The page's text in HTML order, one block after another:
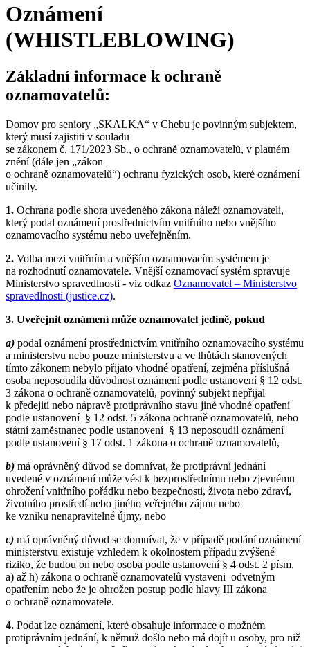
Oznámení
(WHISTLEBLOWING)
Základní informace k ochraně
oznamovatelů:
Domov pro seniory „SKALKA“ v Chebu je povinným subjektem,
který musí zajistiti v souladu
se zákonem č. 171/2023 Sb., o ochraně oznamovatelů, v platném
znění (dále jen „zákon
o ochraně oznamovatelů“) ochranu fyzických osob, které oznámení
učinily.
1. Ochrana podle shora uvedeného zákona náleží oznamovateli,
který podal oznámení prostřednictvím vnitřního nebo vnějšího
oznamovacího systému nebo uveřejněním.
2. Volba mezi vnitřním a vnějším oznamovacím systémem je
na rozhodnutí oznamovatele. Vnější oznamovací systém spravuje
Ministerstvo spravedlnosti - viz odkaz Oznamovatel – Ministerstvo
spravedlnosti (justice.cz).
3. Uveřejnit oznámení může oznamovatel jedině, pokud
a) podal oznámení prostřednictvím vnitřního oznamovacího systému
a ministerstvu nebo pouze ministerstvu a ve lhůtách stanovených
tímto zákonem nebylo přijato vhodné opatření, zejména příslušná
osoba neposoudila důvodnost oznámení podle ustanovení § 12 odst.
3 zákona o ochraně oznamovatelů, povinný subjekt nepřijal
k předejití nebo nápravě protiprávního stavu jiné vhodné opatření
podle ustanovení § 12 odst. 5 zákona ochraně oznamovatelů, nebo
státní zaměstnanec podle ustanovení § 13 neposoudil oznámení
podle ustanovení § 17 odst. 1 zákona o ochraně oznamovatelů,
b) má oprávněný důvod se domnívat, že protiprávní jednání
uvedené v oznámení může vést k bezprostřednímu nebo zjevnému
ohrožení vnitřního pořádku nebo bezpečnosti, života nebo zdraví,
životního prostředí nebo jiného veřejného zájmu nebo
ke vzniku nenapravitelné újmy, nebo
c) má oprávněný důvod se domnívat, že v případě podání oznámení
ministerstvu existuje vzhledem k okolnostem případu zvýšené
riziko, že budou on nebo osoba podle ustanovení § 4 odst. 2 písm.
a) až h) zákona o ochraně oznamovatelů vystaveni odvetným
opatřením nebo že je ohrožen postup podle hlavy III zákona
o ochraně oznamovatele.
4. Podat lze oznámení, které obsahuje informace o možném
protiprávním jednání, k němuž došlo nebo má dojít u osoby, pro niž